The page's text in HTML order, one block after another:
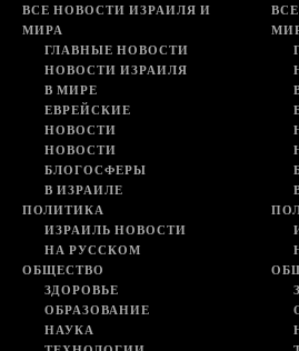
ВСЕ НОВОСТИ ИЗРАИЛЯ И
МИРА
ГЛАВНЫЕ НОВОСТИ
НОВОСТИ ИЗРАИЛЯ
В МИРЕ
ЕВРЕЙСКИЕ
НОВОСТИ
НОВОСТИ
БЛОГОСФЕРЫ
В ИЗРАИЛЕ
ПОЛИТИКА
ИЗРАИЛЬ НОВОСТИ
НА РУССКОМ
ОБЩЕСТВО
ЗДОРОВЬЕ
ОБРАЗОВАНИЕ
НАУКА